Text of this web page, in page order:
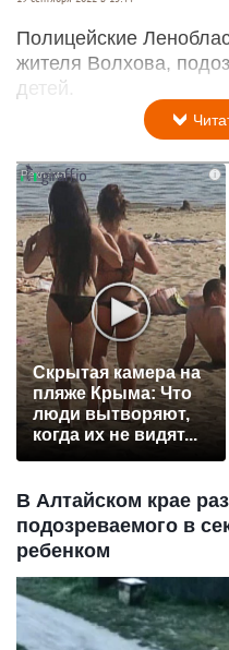
Полицейские
жителя Волхова,
детей.
i
Скрытая камера на
пляже Крыма: Что
люди вытворяют,
когда их не видят...
В Алтайском крае
подозреваемого в
ребенком